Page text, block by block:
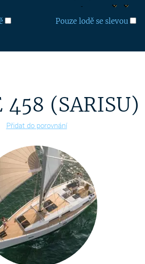
Pouze lodě se slevou
458 (SARISU)
Přidat do porovnání